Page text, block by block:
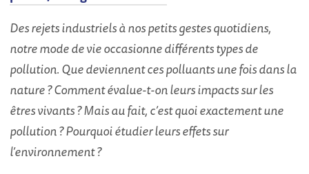
Des rejets industriels à nos petits gestes quotidiens,
notre mode de vie occasionne différents types de
pollution. Que deviennent ces polluants une fois dans la
nature ? Comment évalue-t-on leurs impacts sur les
êtres vivants ? Mais au fait, c’est quoi exactement une
pollution ? Pourquoi étudier leurs effets sur
l’environnement ?